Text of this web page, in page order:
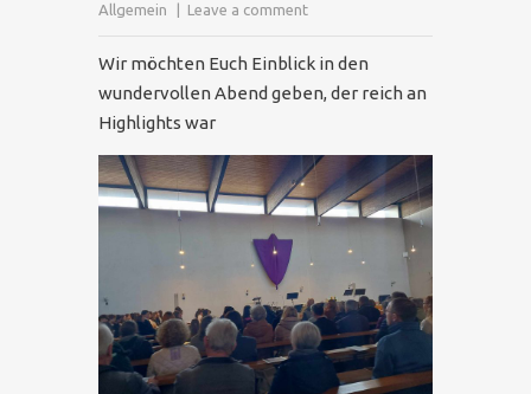
Allgemein
Leave a comment
Wir möchten Euch Einblick in den
wundervollen Abend geben, der reich an
Highlights war